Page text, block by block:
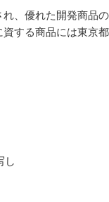
、優れた開発商品
する商品には東京
し